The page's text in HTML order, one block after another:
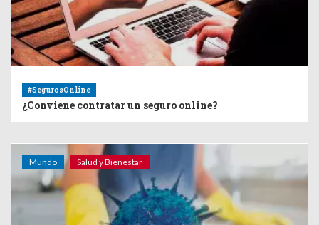
#SegurosOnline
¿Conviene contratar un seguro online?
Mundo Salud y Bienestar